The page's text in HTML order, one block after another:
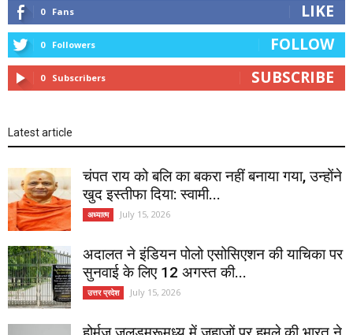
0 Fans LIKE
0 Followers FOLLOW
0 Subscribers SUBSCRIBE
Latest article
चंपत राय को बलि का बकरा नहीं बनाया गया, उन्होंने
खुद इस्तीफा दिया: स्वामी...
अध्यात्म July 15, 2026
अदालत ने इंडियन पोलो एसोसिएशन की याचिका पर
सुनवाई के लिए 12 अगस्त की...
उत्तर प्रदेश July 15, 2026